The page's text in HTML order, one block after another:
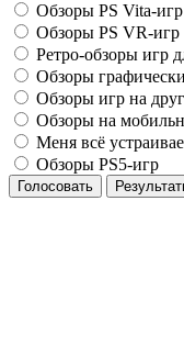
Обзоры PS Vita-игр
Обзоры PS VR-игр
Ретро-обзоры игр
Обзоры
Обзоры игр на
Обзоры на
Меня всё
Обзоры PS5-игр
Голосовать